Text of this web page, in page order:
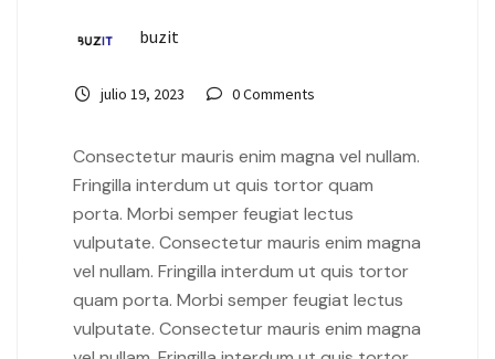
buzit
julio 19, 2023 0 Comments
Consectetur mauris enim magna vel nullam.
Fringilla interdum ut quis tortor quam
porta. Morbi semper feugiat lectus
vulputate. Consectetur mauris enim magna
vel nullam. Fringilla interdum ut quis tortor
quam porta. Morbi semper feugiat lectus
vulputate. Consectetur mauris enim magna